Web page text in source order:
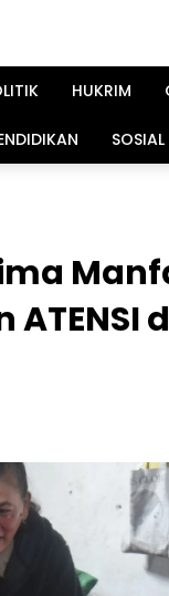
HUKRIM
SOSIAL